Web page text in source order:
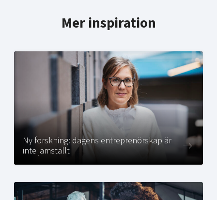
Mer inspiration
Ny forskning: dagens entreprenörskap är
inte jämställt